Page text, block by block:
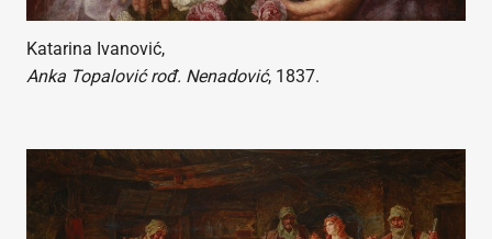
Katarina Ivanović,
Anka Topalović rođ. Nenadović, 1837.